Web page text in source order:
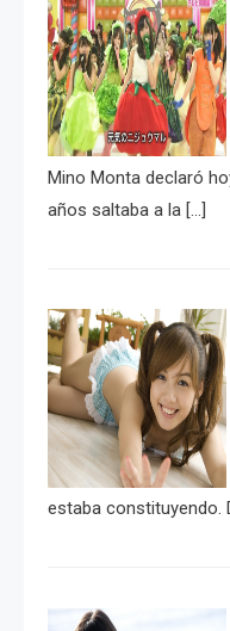
Mino Monta declaró
años saltaba a la […]
estaba constituyendo.